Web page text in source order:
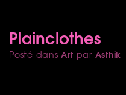
Plainclothes
Posté dansArt par Asthik